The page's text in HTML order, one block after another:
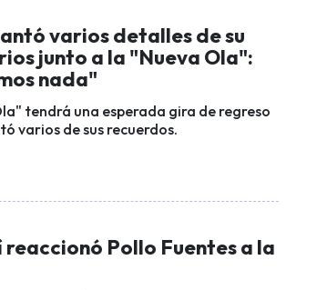
varios detalles de su
junto a la "Nueva Ola":
nada"
tendrá una esperada gira de regreso
varios de sus recuerdos.
Pollo Fuentes a la